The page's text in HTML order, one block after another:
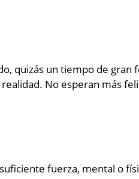
quizás un tiempo de
No esperan más
fuerza, mental o